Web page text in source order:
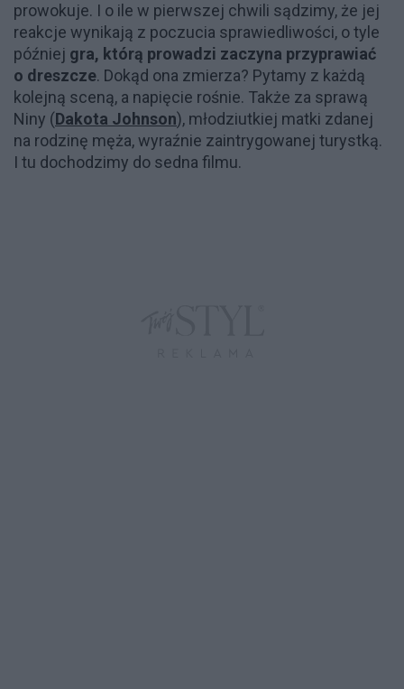
prowokuje. I o ile w pierwszej chwili sądzimy, że jej
reakcje wynikają z poczucia sprawiedliwości, o tyle
później gra, którą prowadzi zaczyna przyprawiać
o dreszcze. Dokąd ona zmierza? Pytamy z każdą
kolejną sceną, a napięcie rośnie. Także za sprawą
Niny (Dakota Johnson), młodziutkiej matki zdanej
na rodzinę męża, wyraźnie zaintrygowanej turystką.
I tu dochodzimy do sedna filmu.